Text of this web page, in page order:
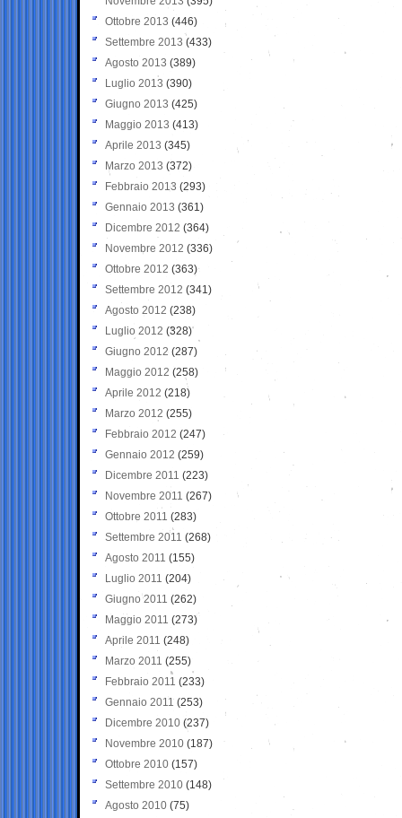
Ottobre 2013 (446)
Settembre 2013 (433)
Agosto 2013 (389)
Luglio 2013 (390)
Giugno 2013 (425)
Maggio 2013 (413)
Aprile 2013 (345)
Marzo 2013 (372)
Febbraio 2013 (293)
Gennaio 2013 (361)
Dicembre 2012 (364)
Novembre 2012 (336)
Ottobre 2012 (363)
Settembre 2012 (341)
Agosto 2012 (238)
Luglio 2012 (328)
Giugno 2012 (287)
Maggio 2012 (258)
Aprile 2012 (218)
Marzo 2012 (255)
Febbraio 2012 (247)
Gennaio 2012 (259)
Dicembre 2011 (223)
Novembre 2011 (267)
Ottobre 2011 (283)
Settembre 2011 (268)
Agosto 2011 (155)
Luglio 2011 (204)
Giugno 2011 (262)
Maggio 2011 (273)
Aprile 2011 (248)
Marzo 2011 (255)
Febbraio 2011 (233)
Gennaio 2011 (253)
Dicembre 2010 (237)
Novembre 2010 (187)
Ottobre 2010 (157)
Settembre 2010 (148)
Agosto 2010 (75)